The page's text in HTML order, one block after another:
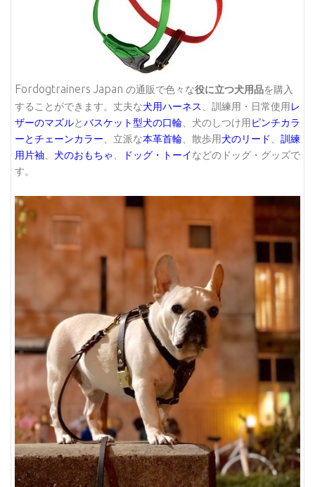
Fordogtrainers Japan の通販で色々な役に立つ犬用品を購入
することができます。丈夫な犬用ハーネス 、訓練用・日常使用 レ
ザーのマズルとバスケット型犬の口輪、犬のしつけ用 ピンチカラ
ーとチェーンカラー、立派な本革首輪、散歩用犬のリード 、 訓練
用片袖、 犬のおもちゃ、 ドッグ・トーイなどのドッグ・グッズで
す。